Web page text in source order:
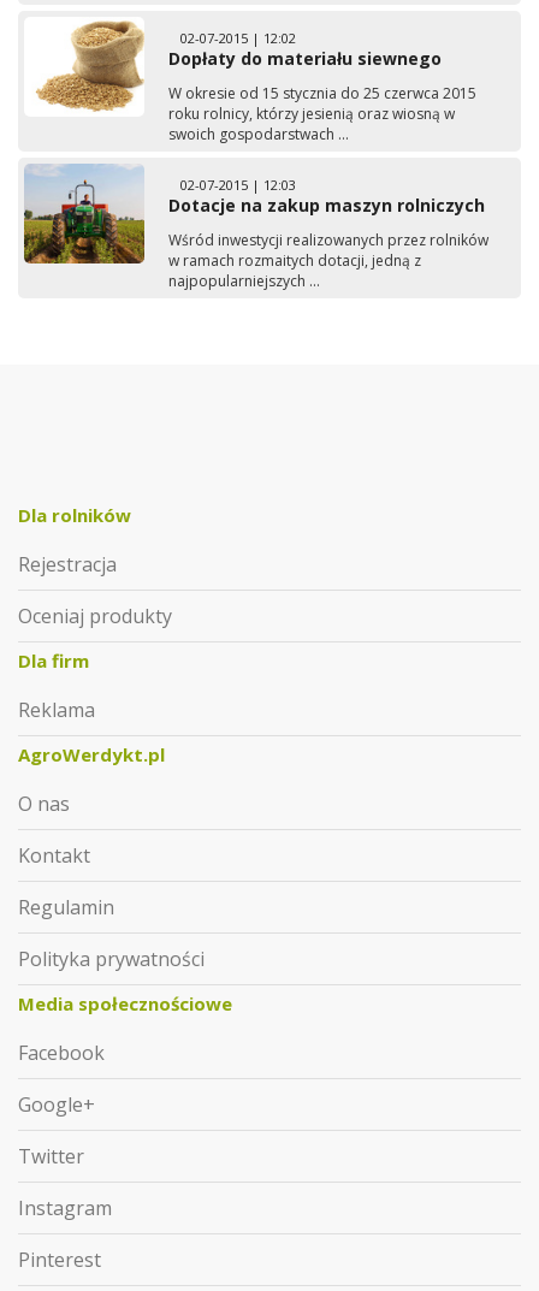
02-07-2015 | 12:02
Dopłaty do materiału siewnego
W okresie od 15 stycznia do 25 czerwca 2015
roku rolnicy, którzy jesienią oraz wiosną w
swoich gospodarstwach ...
02-07-2015 | 12:03
Dotacje na zakup maszyn rolniczych
Wśród inwestycji realizowanych przez rolników
w ramach rozmaitych dotacji, jedną z
najpopularniejszych ...
Dla rolników
Rejestracja
Oceniaj produkty
Dla firm
Reklama
AgroWerdykt.pl
O nas
Kontakt
Regulamin
Polityka prywatności
Media społecznościowe
Facebook
Google+
Twitter
Instagram
Pinterest